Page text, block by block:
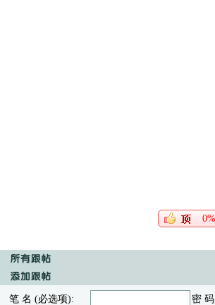
笔 名 (必选项):
密